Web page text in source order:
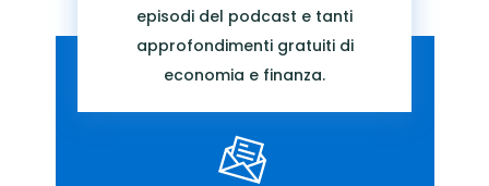
episodi del podcast e tanti
approfondimenti gratuiti di
economia e finanza.